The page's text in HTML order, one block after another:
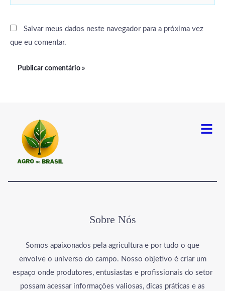
Salvar meus dados neste navegador para a próxima vez
que eu comentar.
Menu
Sobre Nós
Somos apaixonados pela agricultura e por tudo o que
envolve o universo do campo. Nosso objetivo é criar um
espaço onde produtores, entusiastas e profissionais do setor
possam acessar informações valiosas, dicas práticas e as